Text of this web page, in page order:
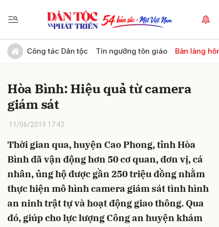
Công tác Dân tộc Tín ngưỡng tôn giáo Bản làng
Hòa Bình: Hiệu quả từ camera
giám sát
11/06/2019 17:42
Thời gian qua, huyện Cao Phong, tỉnh Hòa
Bình đã vận động hơn 50 cơ quan, đơn vị, cá
nhân, ủng hộ được gần 250 triệu đồng nhằm
thực hiện mô hình camera giám sát tình hình
an ninh trật tự và hoạt động giao thông. Qua
đó, giúp cho lực lượng Công an huyện khám
Gửi bình luận
Hủy Gửi